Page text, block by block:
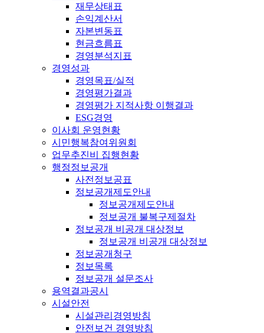
재무상태표
손익계산서
자본변동표
현금흐름표
경영분석지표
경영성과
경영목표/실적
경영평가결과
경영평가 지적사항 이행결과
ESG경영
이사회 운영현황
시민행복참여위원회
업무추진비 집행현황
행정정보공개
사전정보공표
정보공개제도안내
정보공개제도안내
정보공개 불복구제절차
정보공개 비공개 대상정보
정보공개 비공개 대상정보
정보공개청구
정보목록
정보공개 설문조사
용역결과공시
시설안전
시설관리경영방침
안전보건 경영방침